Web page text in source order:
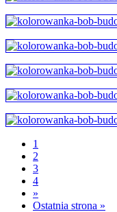
1
2
3
4
»
Ostatnia strona »